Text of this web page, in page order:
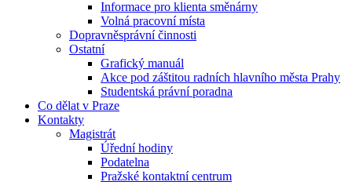
Informace pro klienta směnárny
Volná pracovní místa
Dopravněsprávní činnosti
Ostatní
Grafický manuál
Akce pod záštitou radních hlavního města Prahy
Studentská právní poradna
Co dělat v Praze
Kontakty
Magistrát
Úřední hodiny
Podatelna
Pražské kontaktní centrum